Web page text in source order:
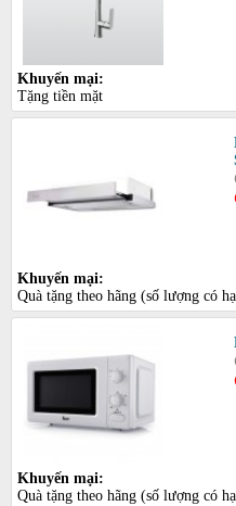
Khuyến mại:
Tặng tiền mặt
Khuyến mại:
Quà tặng theo hãng (số lượng có
Khuyến mại:
Quà tặng theo hãng (số lượng có